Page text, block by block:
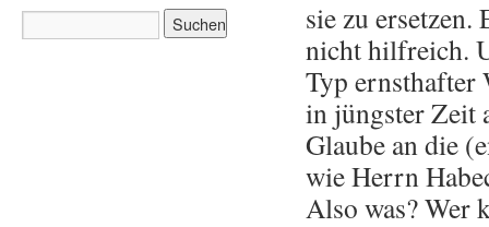
sie zu ersetzen.
nicht hilfreich.
Typ ernsthafter
in jüngster Zeit
Glaube an die
wie Herrn
Also was? Wer